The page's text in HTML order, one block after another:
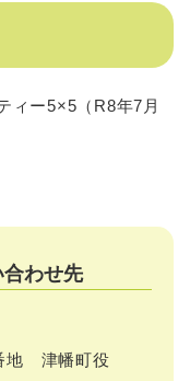
ィー5×5（R8年7月
わせ先
地 津幡町役